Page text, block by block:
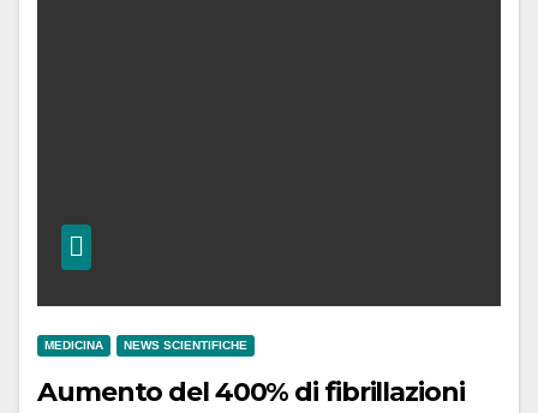
MEDICINA NEWS SCIENTIFICHE
Aumento del 400% di fibrillazioni